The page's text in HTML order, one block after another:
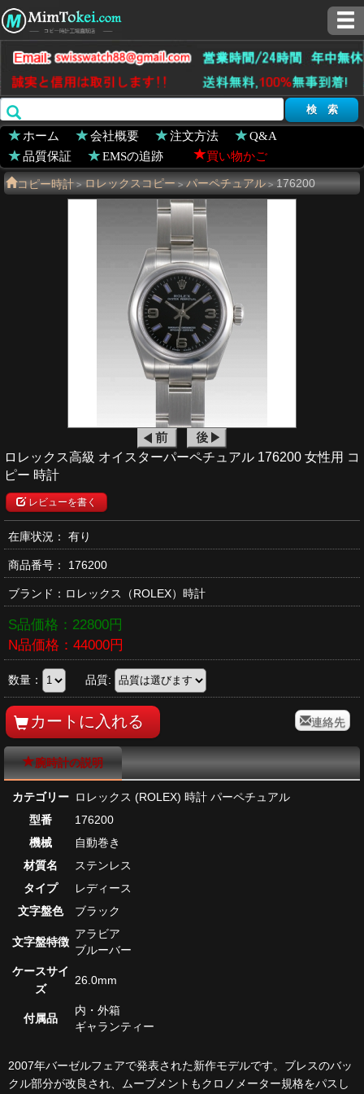
ホーム 会社概要 注文方法
Q&A
品質保証
EMSの追跡 買い物かご
コピー時計 > ロレックスコピー > パーペチュアル > 176200
ロレックス高級 オイスターパーペチュアル 176200 女性用 コ
ピー 時計
レビューを書く
在庫状況： 有り
商品番号： 176200
ブランド： ロレックス （ROLEX）時計
S品価格： 22800円
N品価格： 44000円
数量： 品質:
連絡先
腕時計の説明
カテゴリー ロレックス (ROLEX) 時計 パーペチュアル
型番
176200
機械
自動巻き
材質名
ステンレス
タイプ
レディース
文字盤色
ブラック
文字盤特徴
アラビア
ブルーバー
ケースサイ
ズ
26.0mm
付属品
内・外箱
ギャランティー
2007年バーゼルフェアで発表された新作モデルです。ブレスのバッ
クル部分が改良され、ムーブメントもクロノメーター規格をパスし